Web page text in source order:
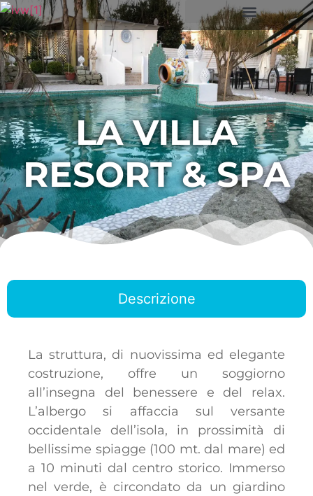
LA VILLA
RESORT & SPA
Descrizione
La struttura, di nuovissima ed elegante
costruzione, offre un soggiorno
all’insegna del benessere e del relax.
L’albergo si affaccia sul versante
occidentale dell’isola, in prossimità di
bellissime spiagge (100 mt. dal mare) ed
a 10 minuti dal centro storico. Immerso
nel verde, è circondato da un giardino